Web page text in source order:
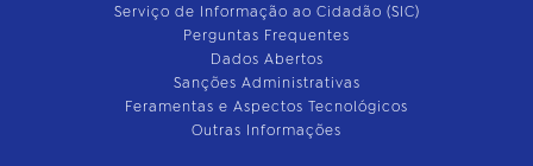
Serviço de Informação ao Cidadão (SIC)
Perguntas Frequentes
Dados Abertos
Sanções Administrativas
Feramentas e Aspectos Tecnológicos
Outras Informações